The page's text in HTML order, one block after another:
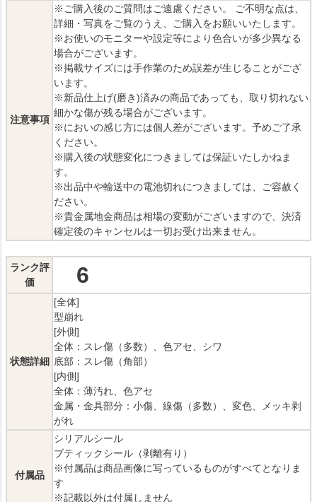
注意事項
※ご購入後のご質問はご遠慮ください。 ご不明な点は、
詳細・写真をご覧のうえ、ご購入をお願いいたします。
※お使いのモニターや設定等により色合いが多少異なる
場合がございます。
※掲載サイズには手作業のため誤差が生じることがござ
います。
※新品仕上げ(磨き)済みの商品であっても、取り切れない
細かな傷が残る場合がございます。
※においの感じ方には個人差がございます。予めご了承
ください。
※購入後の状態変化につきましては保証いたしかねま
す。
※出品中や輸送中の電池切れにつきましては、ご容赦く
ださい。
※貴金属地金商品は相場の変動がございますので、決済
確定後のキャンセルは一切お受け出来ません。
ランク評
価
6
状態詳細
[全体]
型崩れ
[外側]
全体：スレ傷（多数）、色アセ、シワ
底部：スレ傷（角部）
[内側]
全体：薄汚れ、色アセ
金属・金具部分：小傷、線傷（多数）、変色、メッキ剥
がれ
付属品
シリアルシール
ブティックシール（剥離有り）
※付属品は商品画像に写っているものがすべてとなりま
す
※記載以外は付属しません